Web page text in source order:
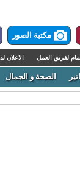
مكتبة الصور
لفريق العمل الاعلان لدينا
الصحة و الجمال